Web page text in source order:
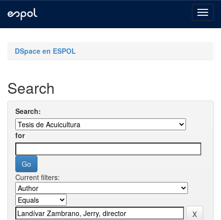
navigationDSpace en ESPOL
Search
Search:
for
Current filters: